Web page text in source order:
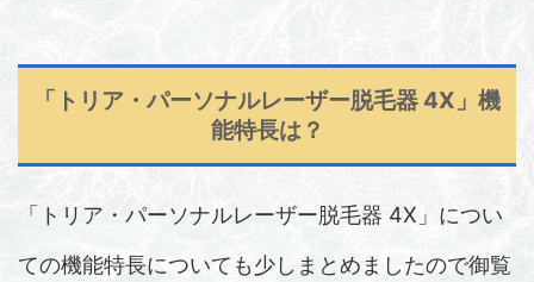
「トリア・パーソナルレーザー脱毛器 4X」機
能特長は？
「トリア・パーソナルレーザー脱毛器 4X」につい
ての機能特長についても少しまとめましたので御覧